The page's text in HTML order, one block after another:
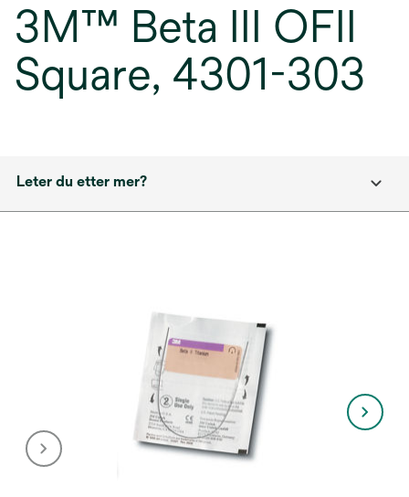
3M™ Beta III OFII
Square, 4301-303
Leter du etter mer?